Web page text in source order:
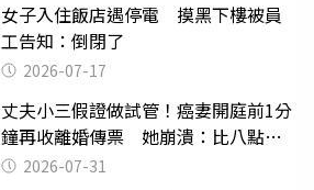
女子入住飯店遇停電 摸黑下樓被員
工告知：倒閉了
2026-07-17
丈夫小三假證做試管！癌妻開庭前1分
鐘再收離婚傳票 她崩潰：比八點檔
還扯2026-07-31